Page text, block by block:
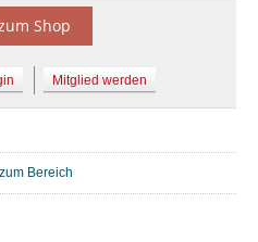
Shop
Mitglied werden
Bereich